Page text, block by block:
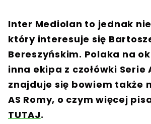
Inter Mediolan to jednak
który interesuje się
Bereszyńskim. Polaka na
inna ekipa z czołówki Serie
znajduje się bowiem także
AS Romy, o czym więcej
TUTAJ.